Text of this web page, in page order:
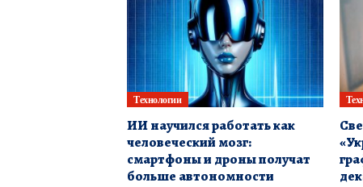
Технологии
ИИ научился работать как
человеческий мозг:
смартфоны и дроны получат
больше автономности